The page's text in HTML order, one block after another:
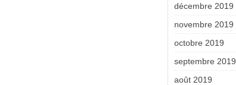
décembre 2019
novembre 2019
octobre 2019
septembre 2019
août 2019